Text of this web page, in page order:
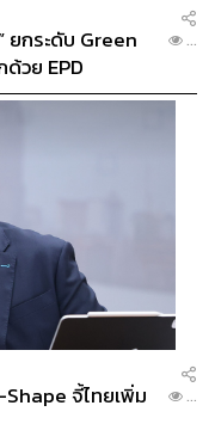
ยกระดับ Green
วย EPD
Standards for
านคุณภาพ ลด
แบบที่ใส่ใจโลก
...
จี้ไทยเพิ่ม
...